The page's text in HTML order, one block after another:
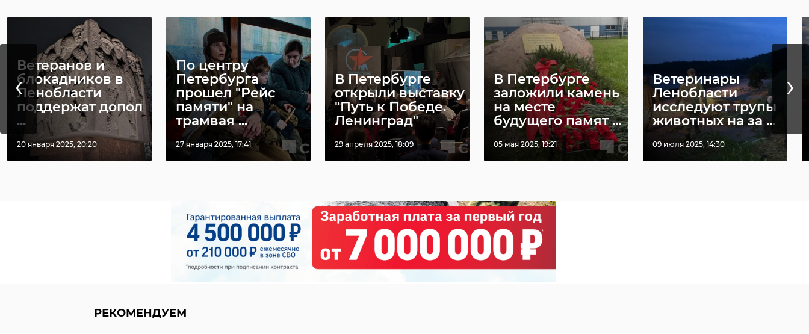
Ветеранов и
блокадников в
Ленобласти
поддержат допол
...
20 января 2025, 20:20
По центру
Петербурга
прошел "Рейс
памяти" на
трамвая ...
27 января 2025, 17:41
В Петербурге
открыли выставку
"Путь к Победе.
Ленинград"
29 апреля 2025, 18:09
В Петербурге
заложили камень
на месте
будущего памят ...
05 мая 2025, 19:21
Ветеринары
Ленобласти
исследуют трупы
животных на за ...
09 июля 2025, 14:30
‹ ›
!видео аварийно-спасательная служба Прорыв 80
РЕКОМЕНДУЕМ